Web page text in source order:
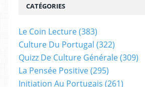
CATÉGORIES
Le Coin Lecture(383)
Culture Du Portugal (322)
Quizz De Culture Générale(309)
La Pensée Positive(295)
Initiation Au Portugais (261)